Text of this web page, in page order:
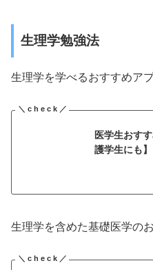
生理学勉強法
生理学を学べるおすすめア
医学生おす
護学生にも】
生理学を含めた基礎医学の